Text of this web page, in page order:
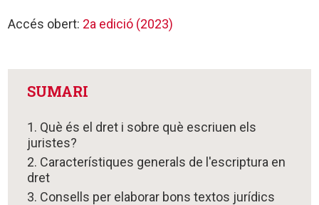
Accés obert: 2a edició (2023)
SUMARI
1. Què és el dret i sobre què escriuen els
juristes?
2. Característiques generals de l'escriptura en
dret
3. Consells per elaborar bons textos jurídics